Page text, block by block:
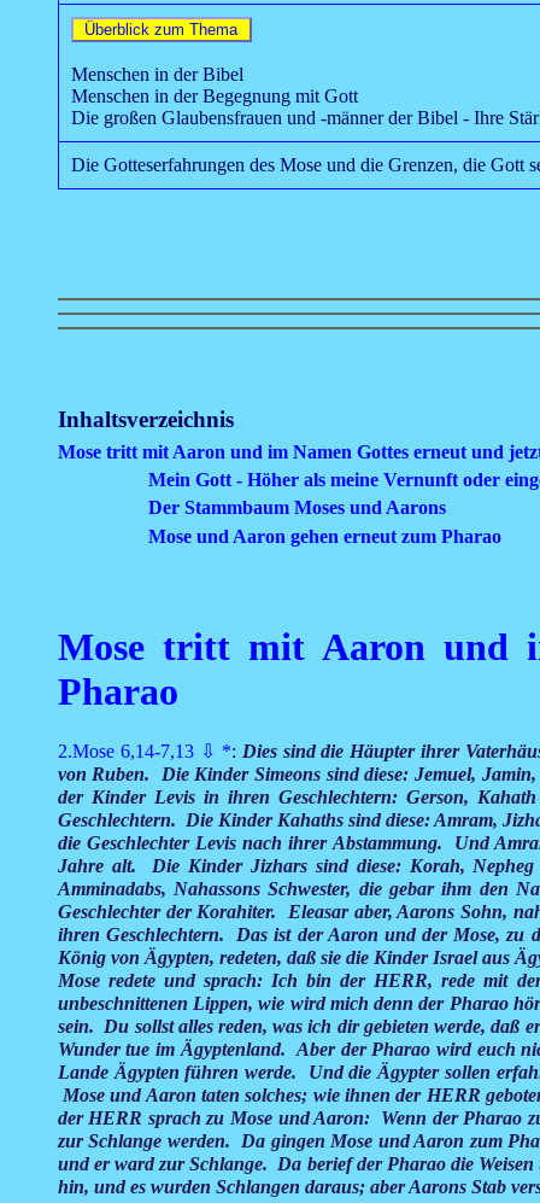
Menschen in der Bibel
Menschen in der Begegnung mit Gott
Die großen Glaubensfrauen und -männer der Bibel - Ihre
Die Gotteserfahrungen des Mose und die Grenzen, die Gott
Inhaltsverzeichnis
Mose tritt mit Aaron und im Namen Gottes erneut und
Mein Gott - Höher als meine Vernunft oder
Der Stammbaum Moses und Aarons
Mose und Aaron gehen erneut zum Pharao
Mose tritt mit Aaron und
Pharao
2.Mose 6,14-7,13 ⇩ *: Dies sind die Häupter ihrer
von Ruben. Die Kinder Simeons sind diese: Jemuel,
der Kinder Levis in ihren Geschlechtern: Gerson,
Geschlechtern. Die Kinder Kahaths sind diese: Amram,
die Geschlechter Levis nach ihrer Abstammung. Und
Jahre alt. Die Kinder Jizhars sind diese: Korah,
Amminadabs, Nahassons Schwester, die gebar ihm
Geschlechter der Korahiter. Eleasar aber, Aarons Sohn,
ihren Geschlechtern. Das ist der Aaron und der Mose, zu
König von Ägypten, redeten, daß sie die Kinder Israel aus
Mose redete und sprach: Ich bin der HERR, rede mit
unbeschnittenen Lippen, wie wird mich denn der Pharao
sein. Du sollst alles reden, was ich dir gebieten werde, daß
Wunder tue im Ägyptenland. Aber der Pharao wird euch
Lande Ägypten führen werde. Und die Ägypter sollen
Mose und Aaron taten solches; wie ihnen der HERR
der HERR sprach zu Mose und Aaron: Wenn der Pharao
zur Schlange werden. Da gingen Mose und Aaron zum
und er ward zur Schlange. Da berief der Pharao die
hin, und es wurden Schlangen daraus; aber Aarons Stab